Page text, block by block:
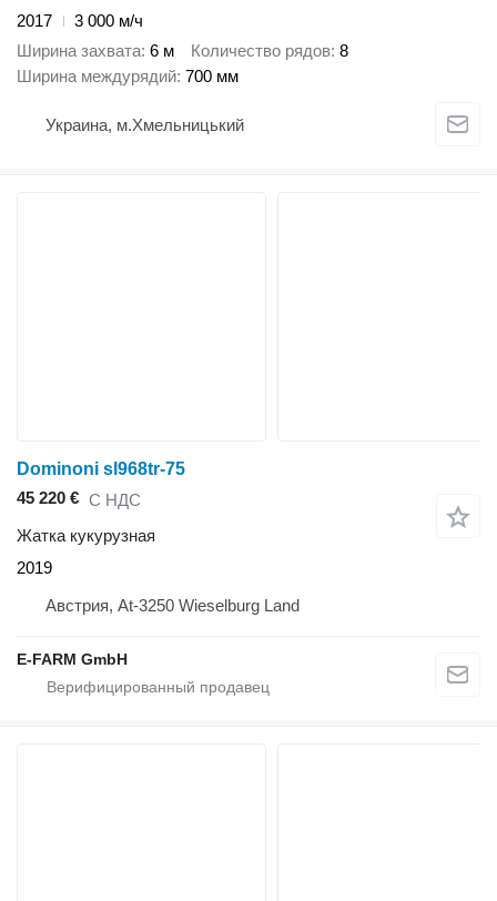
2017
3 000 м/ч
Ширина захвата 6 м Количество рядов 8
Ширина междурядий 700 мм
Украина, м.Хмельницький
Dominoni sl968tr-75
45 220 € С НДС
Жатка кукурузная
2019
Австрия, At-3250 Wieselburg Land
E-FARM GmbH